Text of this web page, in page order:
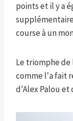
points et il y a
course à un
Le triomphe
comme l'a fait
d'Alex Palou et